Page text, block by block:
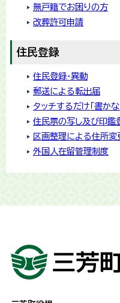
無戸籍でお困りの方
改葬許可申請
住民登録
住民登録・異動
郵送による転出届
タッチするだけ「書かな
住民票の写し及び印鑑
区画整理による住所変
外国人在留管理制度